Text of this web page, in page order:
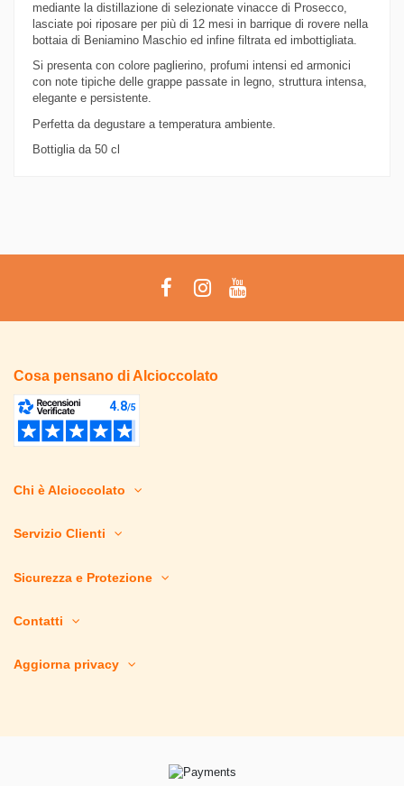
mediante la distillazione di selezionate vinacce di Prosecco,
lasciate poi riposare per più di 12 mesi in barrique di rovere nella
bottaia di Beniamino Maschio ed infine filtrata ed imbottigliata.
Si presenta con colore paglierino, profumi intensi ed armonici
con note tipiche delle grappe passate in legno, struttura intensa,
elegante e persistente.
Perfetta da degustare a temperatura ambiente.
Bottiglia da 50 cl
Cosa pensano di Alcioccolato
Chi è Alcioccolato
Servizio Clienti
Sicurezza e Protezione
Contatti
Aggiorna privacy